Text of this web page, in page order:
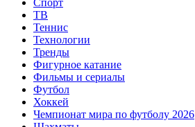
ТВ
Теннис
Технологии
Тренды
Фигурное катание
Фильмы и сериалы
Футбол
Хоккей
Чемпионат мира по футболу 2026